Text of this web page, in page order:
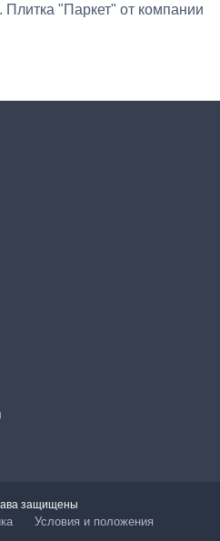
"Паркет" от компании
защищены
Условия и положения